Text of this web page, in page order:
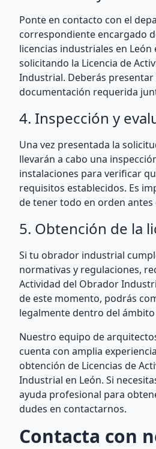
Ponte en contacto con el
correspondiente encargado
licencias industriales en León
solicitando la Licencia de
Industrial. Deberás presentar
documentación requerida
4. Inspección y
Una vez presentada la
llevarán a cabo una
instalaciones para verificar
requisitos establecidos. Es
de tener todo en orden antes
5. Obtención de la
Si tu obrador industrial
normativas y regulaciones,
Actividad del Obrador
de este momento, podrás
legalmente dentro del
Nuestro equipo de
cuenta con amplia
obtención de Licencias de
Industrial en León. Si
ayuda profesional para
dudes en contactarnos.
Contacta con